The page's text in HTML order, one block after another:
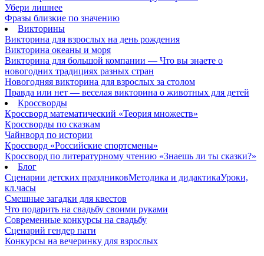
Убери лишнее
Фразы близкие по значению
Викторины
Викторина для взрослых на день рождения
Викторина океаны и моря
Викторина для большой компании — Что вы знаете о
новогодних традициях разных стран
Новогодняя викторина для взрослых за столом
Правда или нет — веселая викторина о животных для детей
Кроссворды
Кроссворд математический «Теория множеств»
Кроссворды по сказкам
Чайнворд по истории
Кроссворд «Российские спортсмены»
Кроссворд по литературному чтению «Знаешь ли ты сказки?»
Блог
Сценарии детских праздниковМетодика и дидактикаУроки,
кл.часы
Смешные загадки для квестов
Что подарить на свадьбу своими руками
Современные конкурсы на свадьбу
Сценарий гендер пати
Конкурсы на вечеринку для взрослых